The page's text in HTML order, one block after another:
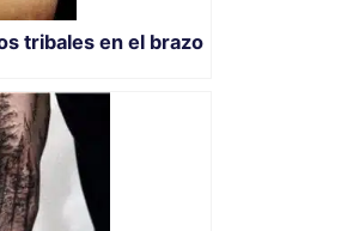
tribales en el brazo